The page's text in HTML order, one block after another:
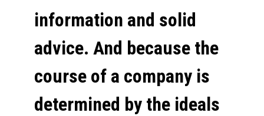
information and solid
advice. And because the
course of a company is
determined by the ideals